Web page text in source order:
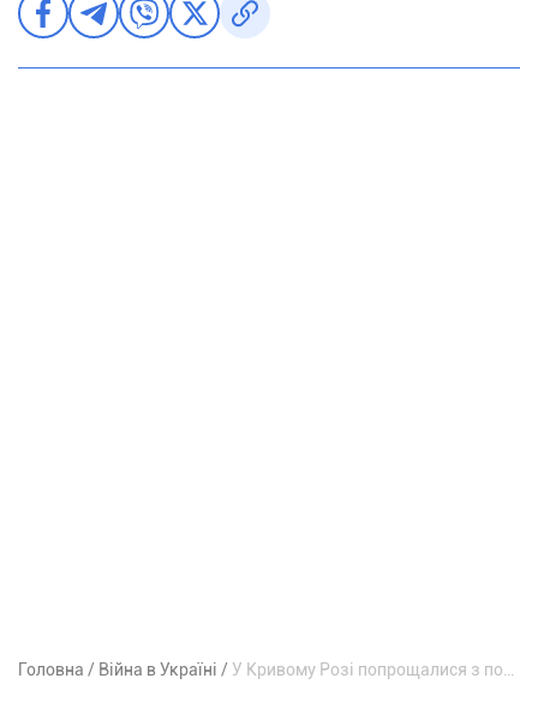
Головна Війна в Україні У Кривому Розі попрощалися з полеглим оборонцем Артуром Буряком